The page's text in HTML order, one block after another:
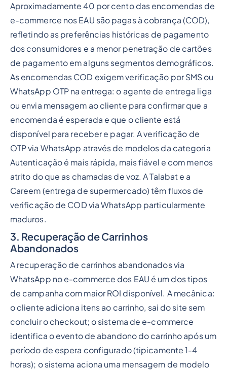
Aproximadamente 40 por cento das encomendas de
e-commerce nos EAU são pagas à cobrança (COD),
refletindo as preferências históricas de pagamento
dos consumidores e a menor penetração de cartões
de pagamento em alguns segmentos demográficos.
As encomendas COD exigem verificação por SMS ou
WhatsApp OTP na entrega: o agente de entrega liga
ou envia mensagem ao cliente para confirmar que a
encomenda é esperada e que o cliente está
disponível para receber e pagar. A verificação de
OTP via WhatsApp através de modelos da categoria
Autenticação é mais rápida, mais fiável e com menos
atrito do que as chamadas de voz. A Talabat e a
Careem (entrega de supermercado) têm fluxos de
verificação de COD via WhatsApp particularmente
maduros.
3. Recuperação de Carrinhos
Abandonados
A recuperação de carrinhos abandonados via
WhatsApp no e-commerce dos EAU é um dos tipos
de campanha com maior ROI disponível. A mecânica:
o cliente adiciona itens ao carrinho, sai do site sem
concluir o checkout; o sistema de e-commerce
identifica o evento de abandono do carrinho após um
período de espera configurado (tipicamente 1-4
horas); o sistema aciona uma mensagem de modelo